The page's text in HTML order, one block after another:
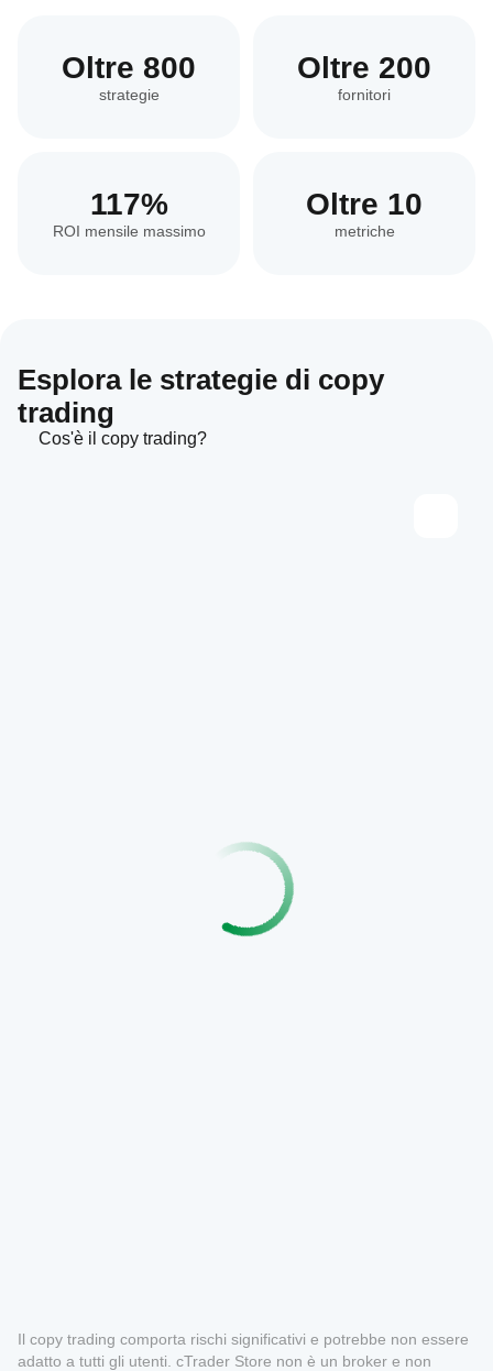
Oltre 800
strategie
Oltre 200
fornitori
117%
ROI mensile massimo
Oltre 10
metriche
Esplora le strategie di copy
trading
Cos'è il copy trading?
Il copy trading comporta rischi significativi e potrebbe non essere
adatto a tutti gli utenti. cTrader Store non è un broker e non